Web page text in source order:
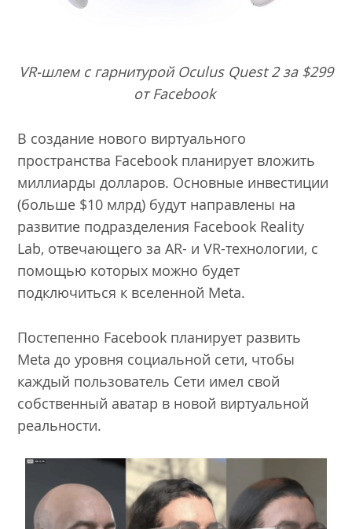
VR-шлем с гарнитурой Oculus Quest 2 за $299
от Facebook
В создание нового виртуального
пространства Facebook планирует вложить
миллиарды долларов. Основные инвестиции
(больше $10 млрд) будут направлены на
развитие подразделения Facebook Reality
Lab, отвечающего за AR- и VR-технологии, с
помощью которых можно будет
подключиться к вселенной Meta.
Постепенно Facebook планирует развить
Meta до уровня социальной сети, чтобы
каждый пользователь Сети имел свой
собственный аватар в новой виртуальной
реальности.